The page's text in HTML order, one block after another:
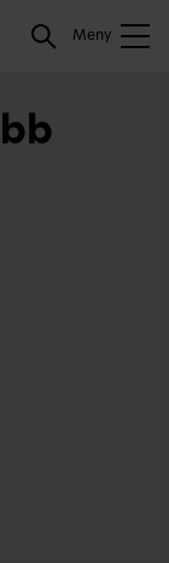
Meny
Sök